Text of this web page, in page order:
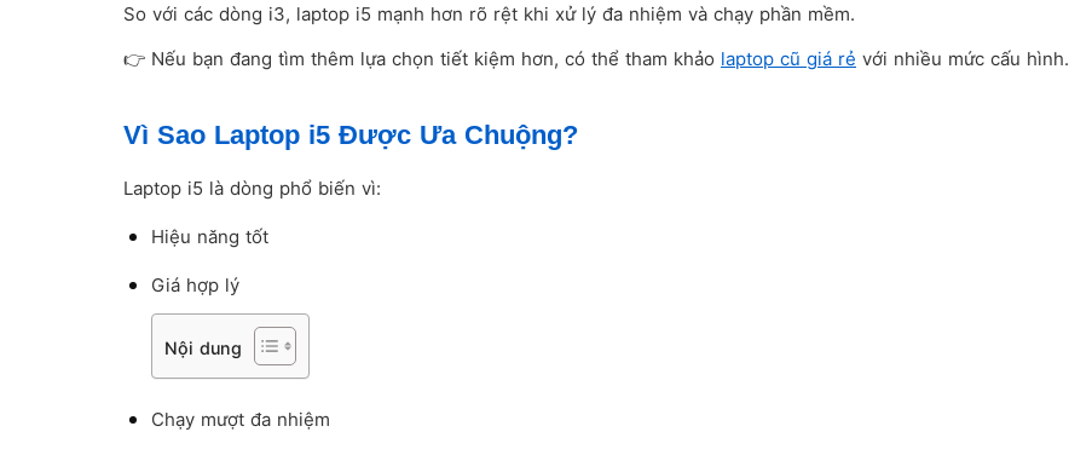
So với các dòng i3, laptop i5 mạnh hơn rõ rệt khi xử lý đa nhiệm và chạy phần mềm.
👉 Nếu bạn đang tìm thêm lựa chọn tiết kiệm hơn, có thể tham khảo laptop cũ giá rẻ với nhiều mức cấu hình.
Vì Sao Laptop i5 Được Ưa Chuộng?
Laptop i5 là dòng phổ biến vì:
Hiệu năng tốt
Giá hợp lý
Nội dung
Chạy mượt đa nhiệm